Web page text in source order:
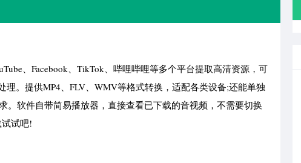
、Facebook、TikTok、哔哩哔哩等多个平台提取高清资源，可
。提供MP4、FLV、WMV等格式转换，适配各类设备;还能单独
。软件自带简易播放器，直接查看已下载的音视频，不需要切换
试吧!